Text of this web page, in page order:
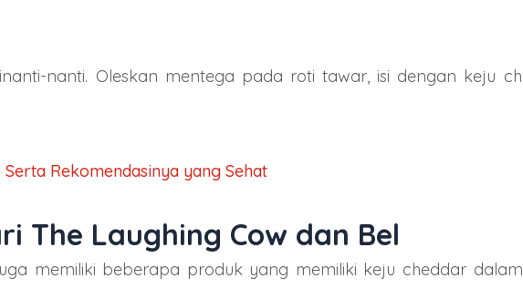
nanti. Oleskan mentega pada roti tawar, isi dengan keju
Rekomendasinya yang Sehat
The Laughing Cow dan Bel
memiliki beberapa produk yang memiliki keju cheddar